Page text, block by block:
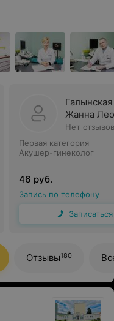
Галынская
Жанна
Нет отзывов
Первая категория
Акушер-гинеколог
46 руб.
Запись по телефону
Записаться
Отзывы180